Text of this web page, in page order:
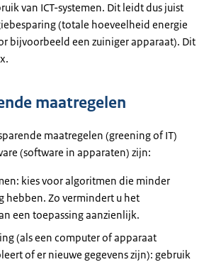
van ICT-systemen. Dit leidt dus juist
(totale hoeveelheid energie
bijvoorbeeld een zuiniger apparaat). Dit
maatregelen
maatregelen (greening of IT)
(software in apparaten) zijn:
kies voor algoritmen die minder
hebben. Zo vermindert u het
een toepassing aanzienlijk.
(als een computer of apparaat
of er nieuwe gegevens zijn): gebruik